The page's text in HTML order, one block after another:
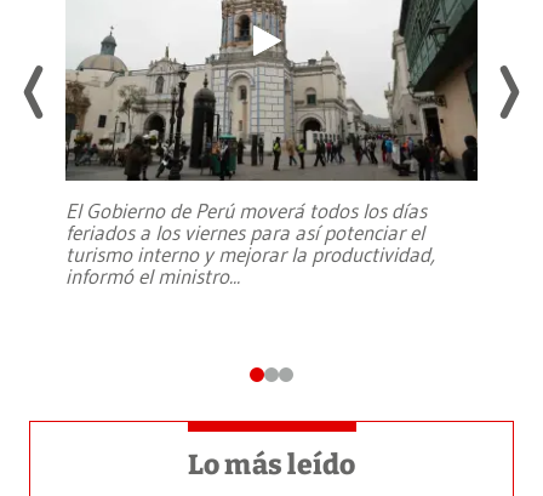
El Gobierno de Perú moverá todos los días
feriados a los viernes para así potenciar el
turismo interno y mejorar la productividad,
informó el ministro...
Lo más leído